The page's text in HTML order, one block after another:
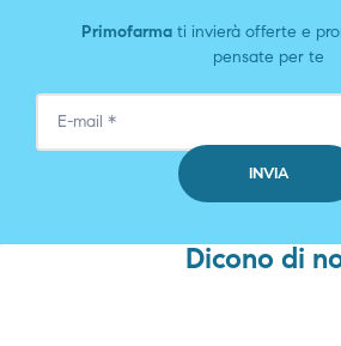
Primofarmati invierà offerte e
pensate per te
Dicono di